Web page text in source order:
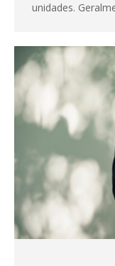
unidades.